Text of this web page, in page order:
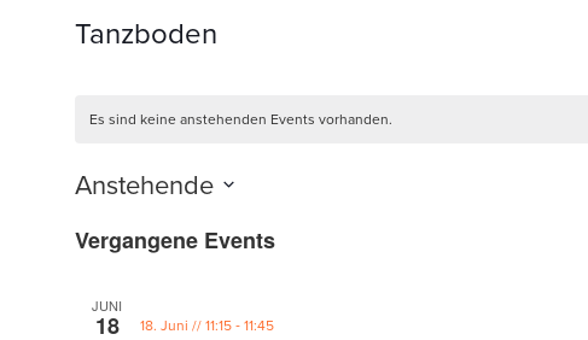
Tanzboden
Es sind keine anstehenden Events vorhanden.
Anstehende
wählen.
Vergangene Events
JUNI
18 18. Juni // 11:15-11:45